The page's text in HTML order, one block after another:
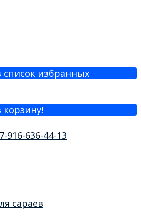
список избранных
916-636-44-13
сараев